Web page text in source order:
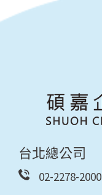
台北總公司
02-2278-2000